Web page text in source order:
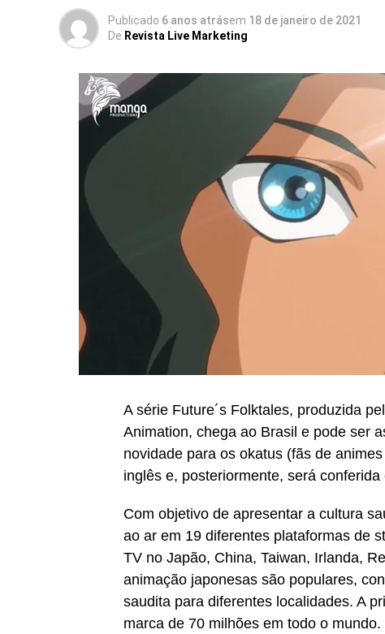
Publicado 6 anos atrásem 18 de janeiro de 2021
De Revista Live Marketing
A série Future´s Folktales, produzida
Animation, chega ao Brasil e pode ser
novidade para os okatus (fãs de
inglês e, posteriormente, será conferida
Com objetivo de apresentar a cultura
ao ar em 19 diferentes plataformas de
TV no Japão, China, Taiwan, Irlanda,
animação japonesas são populares,
saudita para diferentes localidades. A
marca de 70 milhões em todo o mundo.